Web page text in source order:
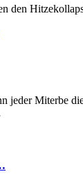
den
jeder Miterbe